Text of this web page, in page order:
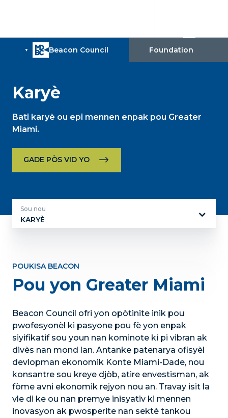
Karyè
Bati karyè ou epi mennen enpak pou Greater
Miami.
GADE PÒS VID YO
Sou nou
KARYÈ
POUKISA BEACON
Pou yon Greater Miami
Beacon Council ofri yon opòtinite inik pou
pwofesyonèl ki pasyone pou fè yon enpak
siyifikatif sou youn nan kominote ki pi vibran ak
divès nan mond lan. Antanke patenarya ofisyèl
devlopman ekonomik Konte Miami-Dade, nou
konsantre sou kreye djòb, atire envestisman, ak
fòme avni ekonomik rejyon nou an. Travay isit la
vle di ke ou nan premye inisyativ ki mennen
inovasyon ak pwosperite nan sektè tankou